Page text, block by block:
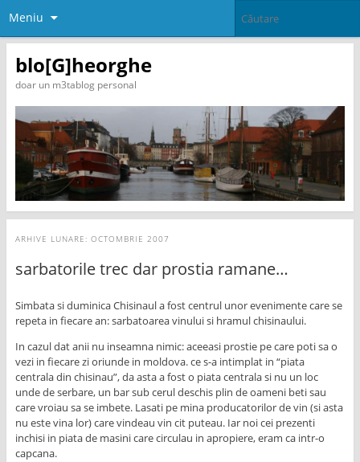
Meniu
blo[G]heorghe
doar un m3tablog personal
ARHIVE LUNARE: OCTOMBRIE 2007
sarbatorile trec dar prostia ramane…
Simbata si duminica Chisinaul a fost centrul unor evenimente care se
repeta in fiecare an: sarbatoarea vinului si hramul chisinaului.
In cazul dat anii nu inseamna nimic: aceeasi prostie pe care poti sa o
vezi in fiecare zi oriunde in moldova. ce s-a intimplat in “piata
centrala din chisinau”, da asta a fost o piata centrala si nu un loc
unde de serbare, un bar sub cerul deschis plin de oameni beti sau
care vroiau sa se imbete. Lasati pe mina producatorilor de vin (si asta
nu este vina lor) care vindeau vin cit puteau. Iar noi cei prezenti
inchisi in piata de masini care circulau in apropiere, eram ca intr-o
capcana.